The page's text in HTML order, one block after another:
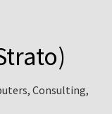
Consulting,